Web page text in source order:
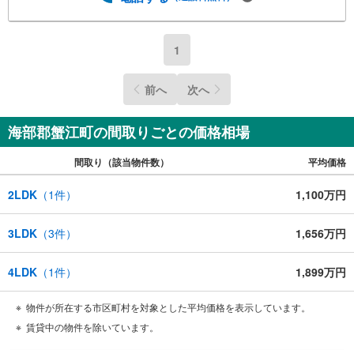
1
前へ 次へ
海部郡蟹江町の間取りごとの価格相場
間取り（該当物件数） 平均価格
2LDK （1件） 1,100万円
3LDK （3件） 1,656万円
4LDK （1件） 1,899万円
物件が所在する市区町村を対象とした平均価格を表示しています。
賃貸中の物件を除いています。